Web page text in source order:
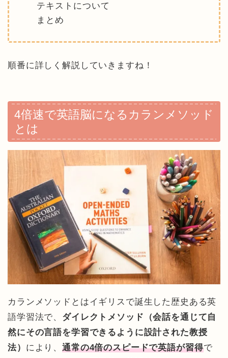
テキストについて
まとめ
順番に詳しく解説していきますね！
4倍速で英語脳になるカランメソッド
とは
カランメソッドとはイギリスで誕生した歴史ある英
語学習法で、 ダイレクトメソッド（会話を通じて自
然にその言語を学習できるように設計された教授
法） により、通常の4倍のスピードで英語が習得で